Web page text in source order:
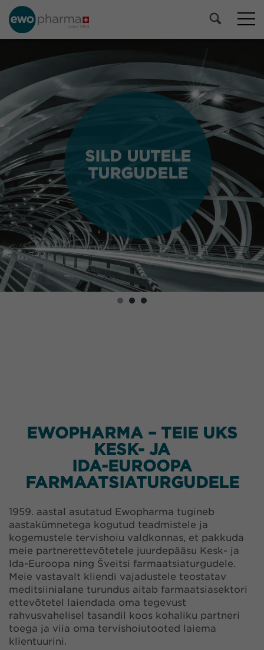
SILD UUTELE
TURGUDELE
SILD UUTELE
TURGUDELE
EWOPHARMA – TEIE UKS
KESK- JA
IDA-EUROOPA
FARMAATSIATURGUDELE
1959. aastal asutatud Ewopharma tugineb
aastakümnetega kogutud teadmistele ja
kogemustele tervishoiu valdkonnas, et pakkuda
meie partnerettevõtetele juurdepääsu Kesk- ja
Ida-Euroopa ning Šveitsi farmaatsiaturgudele.
Meie vastavalt kliendi vajadustele teostatav
meditsiinialane turundus aitab farmaatsiasektori
ettevõtetel laiendada oma tegevust
rahvusvahelisel tasandil koos kohaliku partneri
toega ja viia oma tervishoiutooted laiema
klientuurini.